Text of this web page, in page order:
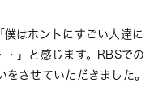
僕はホントにすごい人達に
・」と感じます。RBSでの
をさせていただきました。